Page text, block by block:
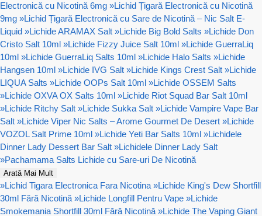
Electronică cu Nicotină 6mg »Lichid Țigară Electronică cu Nicotină
9mg »Lichid Țigară Electronică cu Sare de Nicotină – Nic Salt E-
Liquid »Lichide ARAMAX Salt »Lichide Big Bold Salts »Lichide Don
Cristo Salt 10ml »Lichide Fizzy Juice Salt 10ml »Lichide GuerraLiq
10ml »Lichide GuerraLiq Salts 10ml »Lichide Halo Salts »Lichide
Hangsen 10ml »Lichide IVG Salt »Lichide Kings Crest Salt »Lichide
LIQUA Salts »Lichide OOPs Salt 10ml »Lichide OSSEM Salts
»Lichide OXVA OX Salts 10ml »Lichide Riot Squad Bar Salt 10ml
»Lichide Ritchy Salt »Lichide Sukka Salt »Lichide Vampire Vape Bar
Salt »Lichide Viper Nic Salts – Arome Gourmet De Desert »Lichide
VOZOL Salt Prime 10ml »Lichide Yeti Bar Salts 10ml »Lichidele
Dinner Lady Dessert Bar Salt »Lichidele Dinner Lady Salt
»Pachamama Salts Lichide cu Sare-uri De Nicotină
Arată Mai Mult
»Lichid Tigara Electronica Fara Nicotina »Lichide King's Dew Shortfill
30ml Fără Nicotină »Lichide Longfill Pentru Vape »Lichide
Smokemania Shortfill 30ml Fără Nicotină »Lichide The Vaping Giant